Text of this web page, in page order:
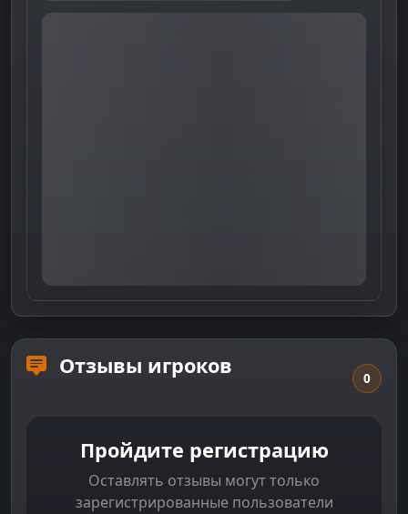
Отзывы игроков 0
Пройдите регистрацию
Оставлять отзывы могут только
зарегистрированные пользователи